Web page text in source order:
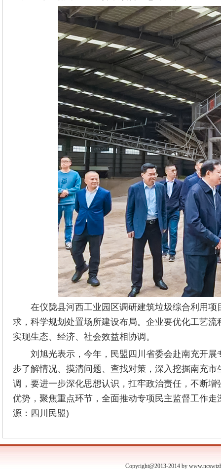
在仪陇县河西工业园区调研建筑垃圾综合利用
求，科学规划处置场所建设布局。企业要优化工艺
实现生态、经济、社会效益相协调。
刘旭光表示，今年，民盟四川省委会赴南充开
步了解情况、摸清问题、查找对策，深入挖掘南充
调，要进一步深化思想认识，扛牢政治责任，不断
优势，聚焦重点环节，全面推动专项民主监督工作
源：四川民盟)
Copyright@2013-2014 by